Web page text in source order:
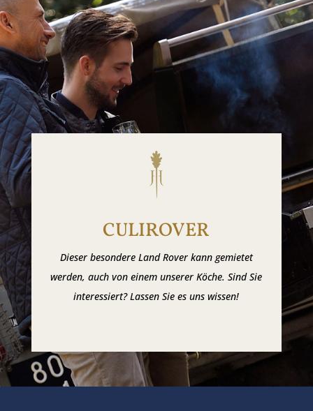
CULIROVER
Dieser besondere Land Rover kann gemietet
werden, auch von einem unserer Köche. Sind Sie
interessiert? Lassen Sie es uns wissen!